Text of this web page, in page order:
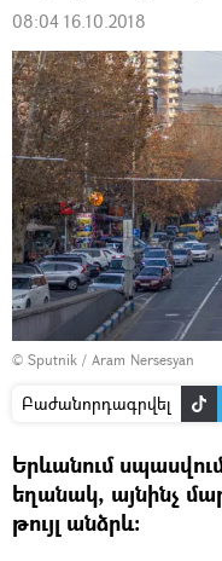
08:04 16.10.2018
© Sputnik / Aram Nersesyan
Բաժանորդագրվել
Երևանում
եղանակ, այնինչ
թույլ անձրև։